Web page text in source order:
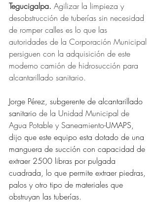
Tegucigalpa. Agilizar la limpieza y
desobstrucción de tuberías sin necesidad
de romper calles es lo que las
autoridades de la Corporación Municipal
persiguen con la adquisición de este
moderno camión de hidrosucción para
alcantarillado sanitario.
Jorge Pérez, subgerente de alcantarillado
sanitario de la Unidad Municipal de
Agua Potable y Saneamiento-UMAPS,
dijo que este equipo esta dotado de una
manguera de succión con capacidad de
extraer 2500 libras por pulgada
cuadrada, lo que permite extraer piedras,
palos y otro tipo de materiales que
obstruyan las tuberías.